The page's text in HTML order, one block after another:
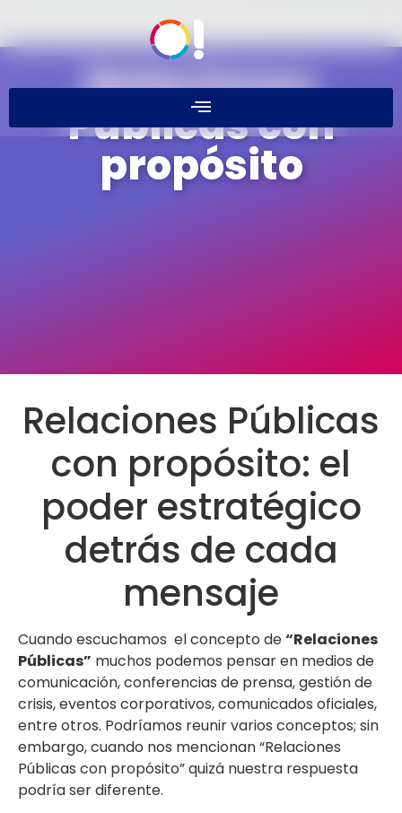
Relaciones
Públicas con
propósito
Relaciones Públicas
con propósito: el
poder estratégico
detrás de cada
mensaje
Cuando escuchamos el concepto de“Relaciones
Públicas” muchos podemos pensar en medios de
comunicación, conferencias de prensa, gestión de
crisis, eventos corporativos, comunicados oficiales,
entre otros. Podríamos reunir varios conceptos; sin
embargo, cuando nos mencionan “Relaciones
Públicas con propósito” quizá nuestra respuesta
podría ser diferente.